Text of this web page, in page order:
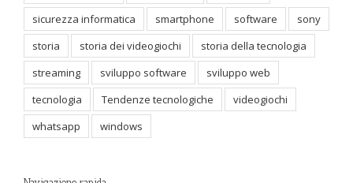
sicurezza informatica
smartphone software
sony
storia
storia dei videogiochi
storia della tecnologia
streaming
sviluppo software
sviluppo web
tecnologia
Tendenze tecnologiche
videogiochi
whatsapp
windows